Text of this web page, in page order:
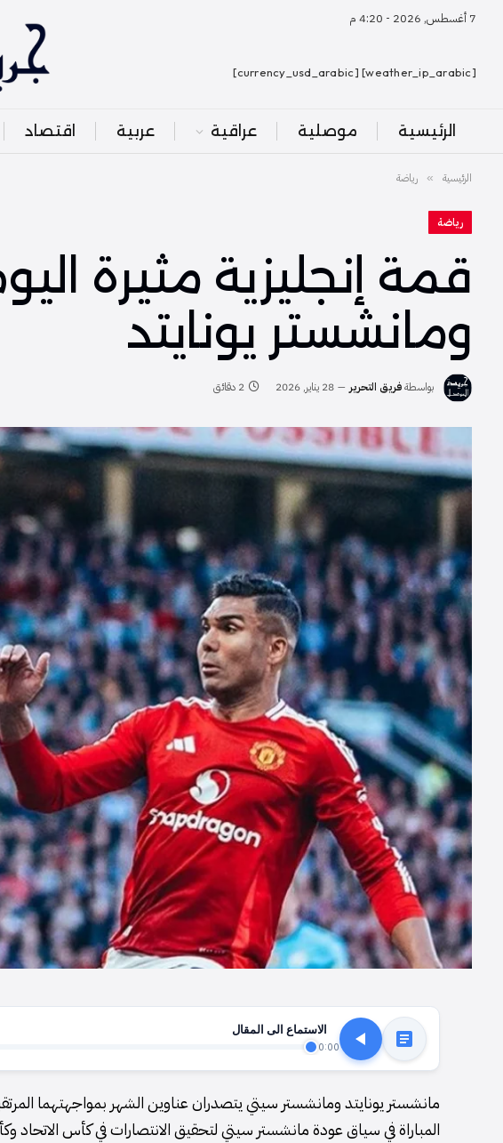
7 أغسطس, 2026 - 4:20 م
[weather_ip_arabic] [currency_usd_arabic]
الرئيسية موصلية عراقية عربية اقتصاد
الرئيسية » رياضة
رياضة
قمة إنجليزية مثيرة
ومانشستر يونايتد
بواسطةفريق التحرير 28 يناير, 2026 2 دقائق
الاستماع الى المقال
0:00
مانشستر يونايتد ومانشستر سيتي يتصدران عناوين الشهر بمواجهتهما
المباراة في سياق عودة مانشستر سيتي لتحقيق الانتصارات في كأس الاتحاد